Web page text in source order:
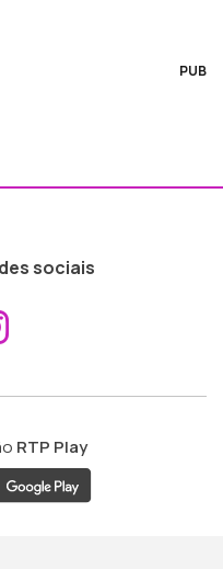
PUB
sociais
ao
RTP Play